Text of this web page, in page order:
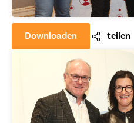
Downloaden teilen